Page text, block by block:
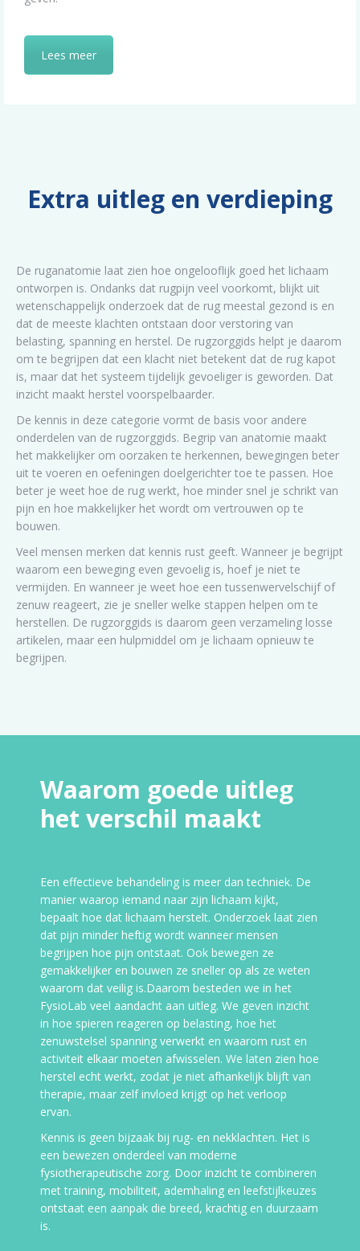
Lees meer
Extra uitleg en verdieping
De ruganatomie laat zien hoe ongelooflijk goed het lichaam
ontworpen is. Ondanks dat rugpijn veel voorkomt, blijkt uit
wetenschappelijk onderzoek dat de rug meestal gezond is en
dat de meeste klachten ontstaan door verstoring van
belasting, spanning en herstel. De rugzorggids helpt je daarom
om te begrijpen dat een klacht niet betekent dat de rug kapot
is, maar dat het systeem tijdelijk gevoeliger is geworden. Dat
inzicht maakt herstel voorspelbaarder.
De kennis in deze categorie vormt de basis voor andere
onderdelen van de rugzorggids. Begrip van anatomie maakt
het makkelijker om oorzaken te herkennen, bewegingen beter
uit te voeren en oefeningen doelgerichter toe te passen. Hoe
beter je weet hoe de rug werkt, hoe minder snel je schrikt van
pijn en hoe makkelijker het wordt om vertrouwen op te
bouwen.
Veel mensen merken dat kennis rust geeft. Wanneer je begrijpt
waarom een beweging even gevoelig is, hoef je niet te
vermijden. En wanneer je weet hoe een tussenwervelschijf of
zenuw reageert, zie je sneller welke stappen helpen om te
herstellen. De rugzorggids is daarom geen verzameling losse
artikelen, maar een hulpmiddel om je lichaam opnieuw te
begrijpen.
Waarom goede uitleg
het verschil maakt
Een effectieve behandeling is meer dan techniek. De
manier waarop iemand naar zijn lichaam kijkt,
bepaalt hoe dat lichaam herstelt. Onderzoek laat zien
dat pijn minder heftig wordt wanneer mensen
begrijpen hoe pijn ontstaat. Ook bewegen ze
gemakkelijker en bouwen ze sneller op als ze weten
waarom dat veilig is.Daarom besteden we in het
FysioLab veel aandacht aan uitleg. We geven inzicht
in hoe spieren reageren op belasting, hoe het
zenuwstelsel spanning verwerkt en waarom rust en
activiteit elkaar moeten afwisselen. We laten zien hoe
herstel echt werkt, zodat je niet afhankelijk blijft van
therapie, maar zelf invloed krijgt op het verloop
ervan.
Kennis is geen bijzaak bij rug- en nekklachten. Het is
een bewezen onderdeel van moderne
fysiotherapeutische zorg. Door inzicht te combineren
met training, mobiliteit, ademhaling en leefstijlkeuzes
ontstaat een aanpak die breed, krachtig en duurzaam
is.